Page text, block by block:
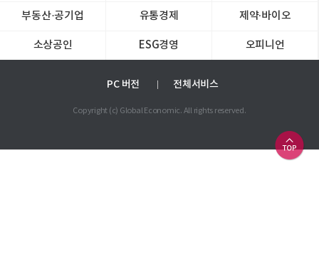
부동산·공기업 유통경제 제약∙바이오
소상공인 ESG경영 오피니언
PC 버전 전체서비스
Copyright (c) Global Economic. All rights reserved.